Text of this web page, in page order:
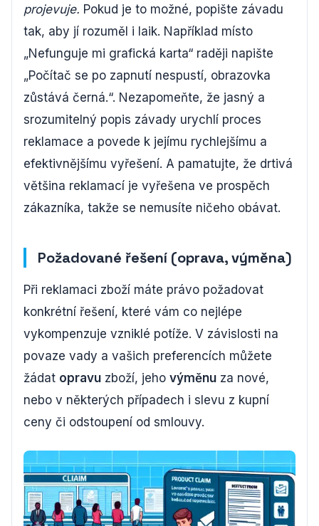
projevuje. Pokud je to možné, popište závadu
tak, aby jí rozuměl i laik. Například místo
„Nefunguje mi grafická karta“ raději napište
„Počítač se po zapnutí nespustí, obrazovka
zůstává černá.“. Nezapomeňte, že jasný a
srozumitelný popis závady urychlí proces
reklamace a povede k jejímu rychlejšímu a
efektivnějšímu vyřešení. A pamatujte, že drtivá
většina reklamací je vyřešena ve prospěch
zákazníka, takže se nemusíte ničeho obávat.
Požadované řešení (oprava, výměna)
Při reklamaci zboží máte právo požadovat
konkrétní řešení, které vám co nejlépe
vykompenzuje vzniklé potíže. V závislosti na
povaze vady a vašich preferencích můžete
žádat opravu zboží, jeho výměnu za nové,
nebo v některých případech i slevu z kupní
ceny či odstoupení od smlouvy.